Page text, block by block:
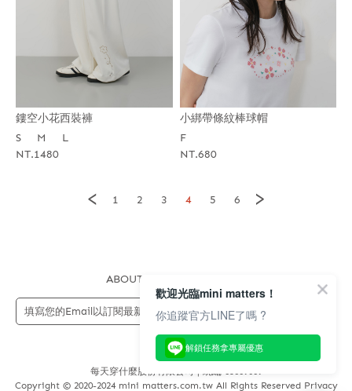
鏤空小花西裝褲
S
M
L
NT.1480
小綁帶條紋棒球帽
F
NT.680
< 1 2 3 4 5 6 >
ABOUT US
每天穿什麼股份有限公司 | 統編 83689089
Copyright © 2020-2024 mini matters.com.tw All Rights Reserved Privacy
歡迎光臨mini matters！
你追蹤官方LINE了嗎 ?
解鎖任務拿專屬優惠